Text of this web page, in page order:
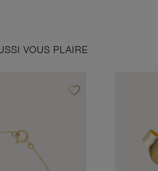
VOUS PLAIRE
favorite_borderAjouter à vos favoris